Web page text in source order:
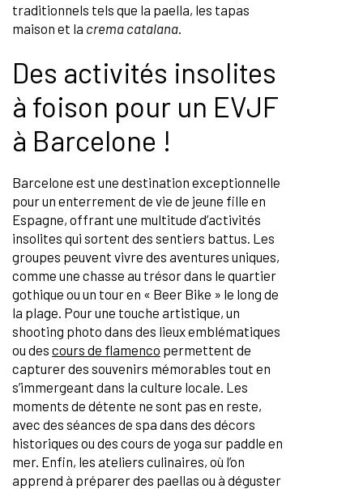
traditionnels tels que la paella, les tapas
maison et la crema catalana
Des activités insolites
à foison pour un EVJF
à Barcelone !
Barcelone est une destination exceptionnelle
pour un enterrement de vie de jeune fille en
Espagne, offrant une multitude d’activités
insolites qui sortent des sentiers battus. Les
groupes peuvent vivre des aventures uniques,
comme une chasse au trésor dans le quartier
gothique ou un tour en « Beer Bike » le long de
la plage. Pour une touche artistique, un
shooting photo dans des lieux emblématiques
ou des cours de flamenco permettent de
capturer des souvenirs mémorables tout en
s’immergeant dans la culture locale. Les
moments de détente ne sont pas en reste,
avec des séances de spa dans des décors
historiques ou des cours de yoga sur paddle en
mer. Enfin, les ateliers culinaires, où l’on
apprend à préparer des paellas ou à déguster